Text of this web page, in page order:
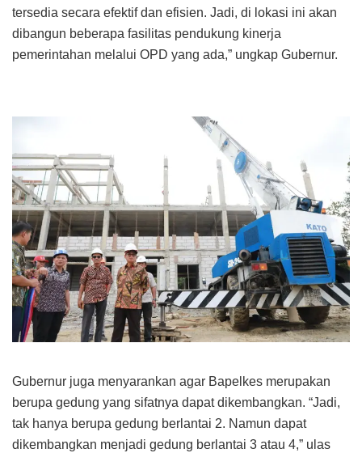
tersedia secara efektif dan efisien. Jadi, di lokasi ini akan
dibangun beberapa fasilitas pendukung kinerja
pemerintahan melalui OPD yang ada,” ungkap Gubernur.
Gubernur juga menyarankan agar Bapelkes merupakan
berupa gedung yang sifatnya dapat dikembangkan. “Jadi,
tak hanya berupa gedung berlantai 2. Namun dapat
dikembangkan menjadi gedung berlantai 3 atau 4,” ulas